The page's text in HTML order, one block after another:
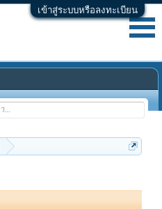
เข้าสู่ระบบหรือลงทะเบียน